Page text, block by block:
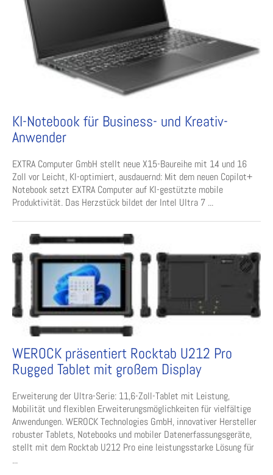
KI-Notebook für Business- und Kreativ-
Anwender
EXTRA Computer GmbH stellt neue X15-Baureihe mit 14 und 16
Zoll vor Leicht, KI-optimiert, ausdauernd: Mit dem neuen Copilot+
Notebook setzt EXTRA Computer auf KI-gestützte mobile
Produktivität. Das Herzstück bildet der Intel Ultra 7 ...
WEROCK präsentiert Rocktab U212 Pro
Rugged Tablet mit großem Display
Erweiterung der Ultra-Serie: 11,6-Zoll-Tablet mit Leistung,
Mobilität und flexiblen Erweiterungsmöglichkeiten für vielfältige
Anwendungen. WEROCK Technologies GmbH, innovativer Hersteller
robuster Tablets, Notebooks und mobiler Datenerfassungsgeräte,
stellt mit dem Rocktab U212 Pro eine leistungsstarke Lösung für
...